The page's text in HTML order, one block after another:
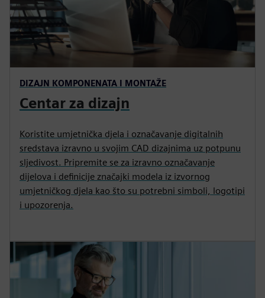
DIZAJN KOMPONENATA I MONTAŽE
Centar za dizajn
Koristite umjetnička djela i označavanje digitalnih
sredstava izravno u svojim CAD dizajnima uz potpunu
sljedivost. Pripremite se za izravno označavanje
dijelova i definicije značajki modela iz izvornog
umjetničkog djela kao što su potrebni simboli, logotipi
i upozorenja.